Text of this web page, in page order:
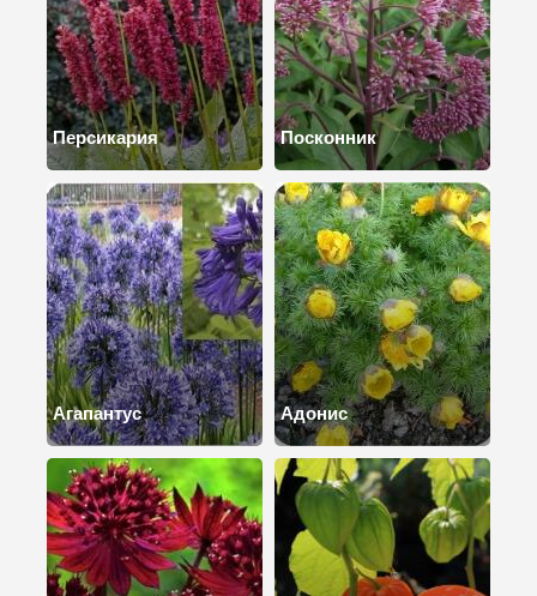
Персикария Посконник
Агапантус Адонис